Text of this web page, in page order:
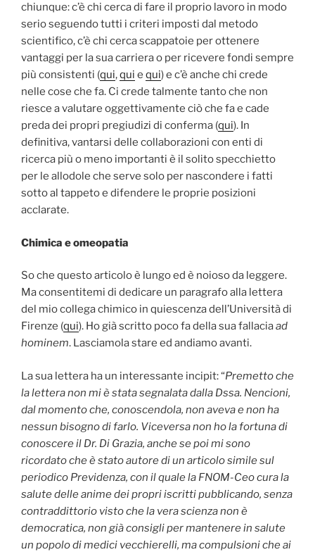
chiunque: c’è chi cerca di fare il proprio lavoro in modo
serio seguendo tutti i criteri imposti dal metodo
scientifico, c’è chi cerca scappatoie per ottenere
vantaggi per la sua carriera o per ricevere fondi sempre
più consistenti (qui,qui e qui) e c’è anche chi crede
nelle cose che fa. Ci crede talmente tanto che non
riesce a valutare oggettivamente ciò che fa e cade
preda dei propri pregiudizi di conferma (qui). In
definitiva, vantarsi delle collaborazioni con enti di
ricerca più o meno importanti è il solito specchietto
per le allodole che serve solo per nascondere i fatti
sotto al tappeto e difendere le proprie posizioni
acclarate.
Chimica e omeopatia
So che questo articolo è lungo ed è noioso da leggere.
Ma consentitemi di dedicare un paragrafo alla lettera
del mio collega chimico in quiescenza dell’Università di
Firenze (qui). Ho già scritto poco fa della sua fallaciaad
hominem. Lasciamola stare ed andiamo avanti.
La sua lettera ha un interessante incipit: “Premetto che
la lettera non mi è stata segnalata dalla Dssa. Nencioni,
dal momento che, conoscendola, non aveva e non ha
nessun bisogno di farlo. Viceversa non ho la fortuna di
conoscere il Dr. Di Grazia, anche se poi mi sono
ricordato che è stato autore di un articolo simile sul
periodico Previdenza, con il quale la FNOM-Ceo cura la
salute delle anime dei propri iscritti pubblicando, senza
contraddittorio visto che la vera scienza non è
democratica, non già consigli per mantenere in salute
un popolo di medici vecchierelli, ma compulsioni che ai